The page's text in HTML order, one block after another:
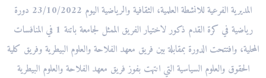
المديرية الفرعية للانشطة العلمية، الثقافية والرياضية اليوم 23/10/2022 دورة
رياضية في كرة القدم ذكور لاختيار الفريق الممثل لجامعة باتنة 1 في المنافسات
المحلية، وافتتحت الدورة بمقابلة بين فريق معهد الفلاحة والعلوم البيطرية وفريق كلية
الحقوق والعلوم السياسية التي انتهت بفوز فريق معهد الفلاحة والعلوم البيطرية